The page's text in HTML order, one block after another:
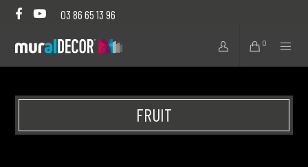
03 86 65 13 96
0
FRUIT